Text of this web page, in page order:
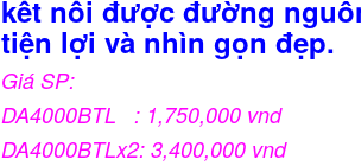
kết nối được đường
tiện lợi và nhìn gọn đẹp.
Giá SP:
DA4000BTL : 1,750,000 vnd
DA4000BTLx2: 3,400,000 vnd